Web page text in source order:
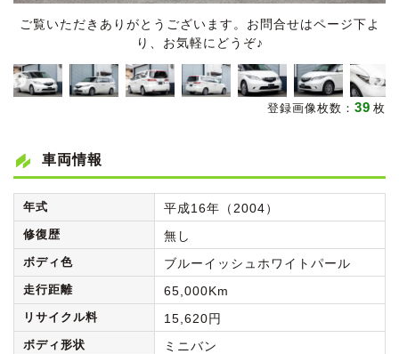
ご覧いただきありがとうございます。お問合せはページ下よ
り、お気軽にどうぞ♪
登録画像枚数： 39 枚
車両情報
年式 平成16年（2004）
修復歴 無し
ボディ色 ブルーイッシュホワイトパール
走行距離 65,000Km
リサイクル料 15,620円
ボディ形状 ミニバン